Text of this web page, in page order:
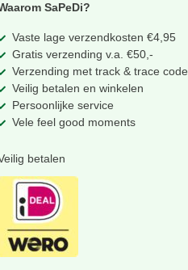
SaPeDi?
Vaste lage verzendkosten €4,95
Gratis verzending v.a. €50,-
Verzending met track & trace code
Veilig betalen en winkelen
Persoonlijke service
Vele feel good moments
betalen